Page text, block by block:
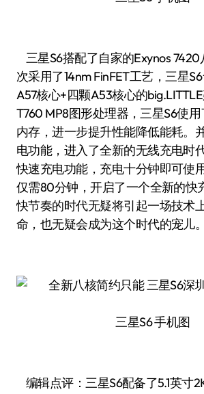
三星S6搭配了自家的Exynos
次采用了14nm FinFET工艺，三星
A57核心+四颗A53核心的
T760 MP8图形处理器，三星S6使用
内存，进一步提升性能降低能耗。
电功能，进入了全新的无线充电时
快速充电功能，充电十分钟即可使
仅需80分钟，开启了一个全新的快
快节奏的时代无疑将引起一场技术
命，也无疑会成为这个时代的宠儿。
三星S6 手机图
编辑点评：三星S6配备了5.1英寸